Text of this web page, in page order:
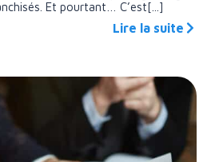
Et pourtant… C’est[...]
Lire la suite